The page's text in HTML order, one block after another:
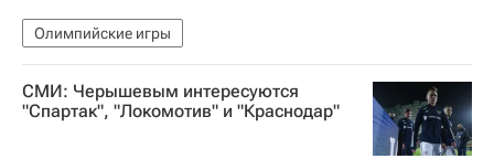
Олимпийские игры
СМИ: Черышевым интересуются
"Спартак", "Локомотив" и "Краснодар"